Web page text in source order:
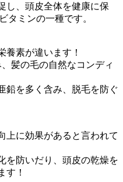
し、頭皮全体を健康に保
タミンの一種です。
養素が違います！
髪の毛の自然なコンディ
鉛を多く含み、脱毛を防ぐ
上に効果があると言われて
を防いだり、頭皮の乾燥を
す！